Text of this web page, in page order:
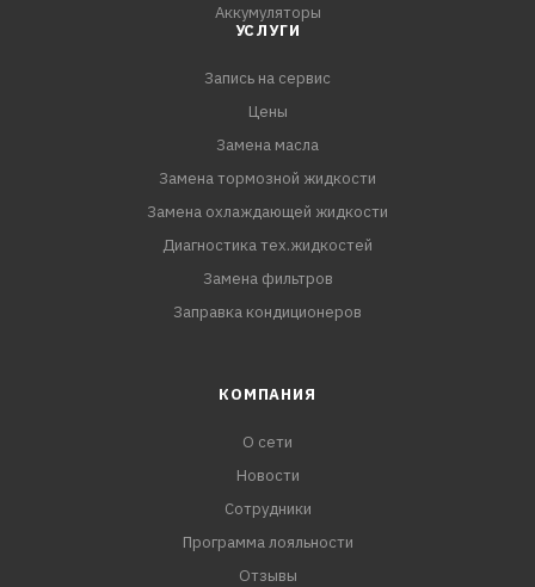
Аккумуляторы
УСЛУГИ
Запись на сервис
Цены
Замена масла
Замена тормозной жидкости
Замена охлаждающей жидкости
Диагностика тех.жидкостей
Замена фильтров
Заправка кондиционеров
КОМПАНИЯ
О сети
Новости
Сотрудники
Программа лояльности
Отзывы